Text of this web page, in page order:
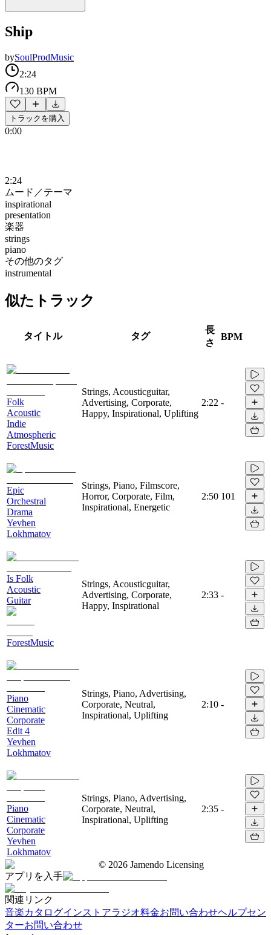
Ship
bySoulProdMusic
2:24
130 BPM
トラックを購入
0:00
2:24
ムード／テーマ
inspirational
presentation
楽器
strings
piano
その他のタグ
instrumental
似たトラック
タイトル タグ
長
さ
BPM
Folk
Acoustic
Indie
Atmospheric
ForestMusic
Strings, Acousticguitar,
Advertising, Corporate,
Happy, Inspirational, Uplifting
2:22 -
Epic
Orchestral
Drama
Yevhen
Lokhmatov
Strings, Piano, Filmscore,
Horror, Corporate, Film,
Inspirational, Energetic
2:50 101
Is Folk
Acoustic
Guitar
ForestMusic
Strings, Acousticguitar,
Advertising, Corporate,
Happy, Inspirational
2:33 -
Piano
Cinematic
Corporate
Edit 4
Yevhen
Lokhmatov
Strings, Piano, Advertising,
Corporate, Neutral,
Inspirational, Uplifting
2:10 -
Piano
Cinematic
Corporate
Yevhen
Lokhmatov
Strings, Piano, Advertising,
Corporate, Neutral,
Inspirational, Uplifting
2:35 -
© 2026 Jamendo Licensing
アプリを入手
関連リンク
音楽カタログインストアラジオ料金お問い合わせヘルプセン
ターお問い合わせ